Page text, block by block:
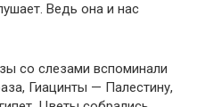
Ведь она и нас
со слезами вспоминали
Гиацинты — Палестину,